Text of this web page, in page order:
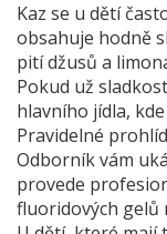
Kaz se u dětí
obsahuje hodně
pití džusů a
Pokud už
hlavního jídla,
Pravidelné
Odborník vám
provede
fluoridových gelů